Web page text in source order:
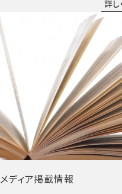
詳し
メディア掲載情報